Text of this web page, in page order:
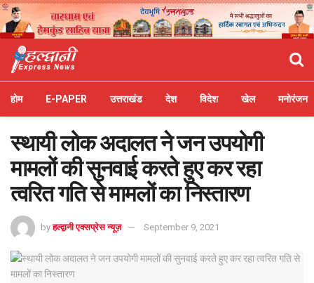
होम E-PAPER उत्तराखंड देश विदेश खेल मनोरंजन
स्थायी लोक अदालत ने जन उपयोगी
मामलों की सुनवाई करते हुए कर रहा
त्वरित गति से मामलों का निस्तारण
by हल्द्वानी एक्सप्रेस न्यूज़ September 9, 2021